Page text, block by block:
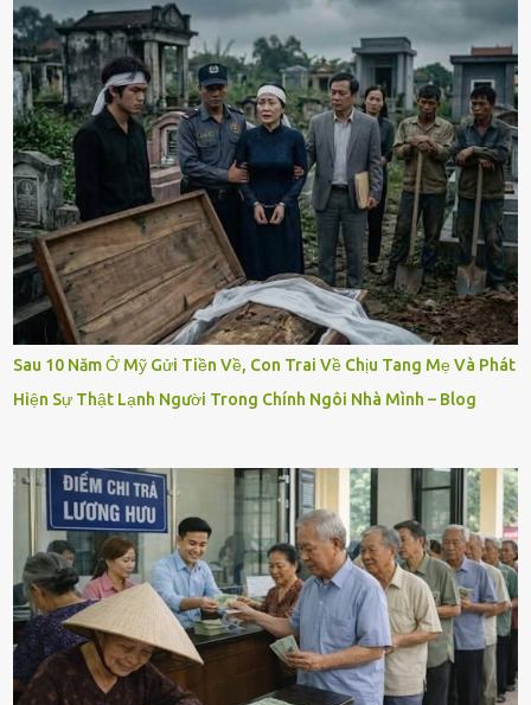
Sau 10 Năm Ở Mỹ Gửi Tiền Về, Con Trai Về Chịu Tang Mẹ Và Phát
Hiện Sự Thật Lạnh Người Trong Chính Ngôi Nhà Mình – Blog